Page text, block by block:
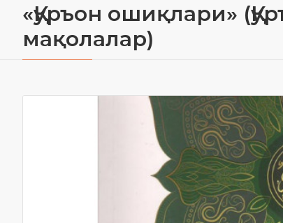
«Қуръон ошиқлари»
мақолалар)